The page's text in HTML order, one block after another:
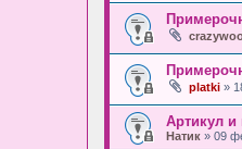
platki »
Артикул
Натик » 09